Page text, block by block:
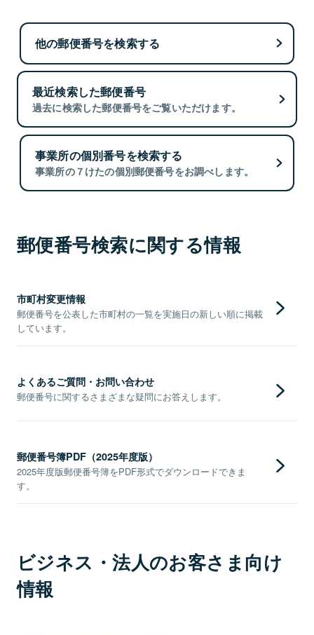
他の郵便番号を検索する
最近検索した郵便番号
過去に検索した郵便番号をご覧いただけます。
事業所の個別番号を検索する
事業所の７けたの個別郵便番号をお調べします。
郵便番号検索に関する情報
市町村変更情報
郵便番号を公表した市町村の一覧を実施日の新しい順に掲載
しています。
よくあるご質問・お問い合わせ
郵便番号に関するさまざまな疑問にお答えします。
郵便番号簿PDF（2025年度版）
2025年度版郵便番号簿をPDF形式でダウンロードできま
す。
ビジネス・法人のお客さま向け
情報